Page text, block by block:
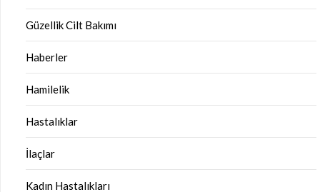
Güzellik Cilt Bakımı
Haberler
Hamilelik
Hastalıklar
İlaçlar
Kadın Hastalıkları